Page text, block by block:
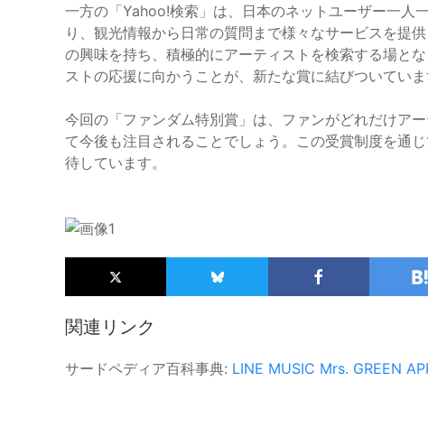
一方の「Yahoo!検索」は、日本のネットユーザー一人
り、観光情報から日常の質問まで様々なサービスを提
の興味を持ち、積極的にアーティストを検索する場と
ストの応援に向かうことが、新たな賞に結びついていま
今回の「ファンダム特別賞」は、ファンがどれだけア
て今後も注目されることでしょう。この受賞制度を通
待しています。
関連リンク
サードペディア百科事典: LINE MUSIC Mrs. GREEN